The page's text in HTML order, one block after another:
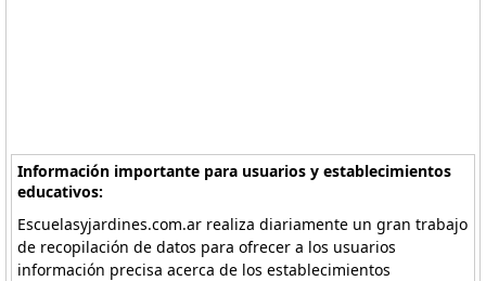
Información importante para usuarios y establecimientos
educativos:
Escuelasyjardines.com.ar realiza diariamente un gran trabajo
de recopilación de datos para ofrecer a los usuarios
información precisa acerca de los establecimientos